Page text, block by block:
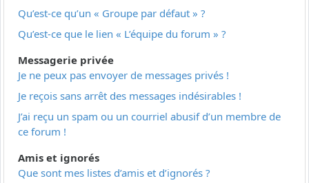
Qu’est-ce qu’un « Groupe par défaut » ?
Qu’est-ce que le lien « L’équipe du forum » ?
Messagerie privée
Je ne peux pas envoyer de messages privés !
Je reçois sans arrêt des messages indésirables !
J’ai reçu un spam ou un courriel abusif d’un membre de
ce forum !
Amis et ignorés
Que sont mes listes d’amis et d’ignorés ?